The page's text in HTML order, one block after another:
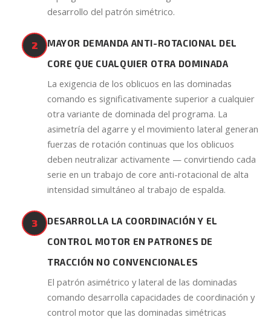
desarrollo del patrón simétrico.
2
MAYOR DEMANDA ANTI-ROTACIONAL DEL
CORE QUE CUALQUIER OTRA DOMINADA
La exigencia de los oblicuos en las dominadas
comando es significativamente superior a cualquier
otra variante de dominada del programa. La
asimetría del agarre y el movimiento lateral generan
fuerzas de rotación continuas que los oblicuos
deben neutralizar activamente — convirtiendo cada
serie en un trabajo de core anti-rotacional de alta
intensidad simultáneo al trabajo de espalda.
3
DESARROLLA LA COORDINACIÓN Y EL
CONTROL MOTOR EN PATRONES DE
TRACCIÓN NO CONVENCIONALES
El patrón asimétrico y lateral de las dominadas
comando desarrolla capacidades de coordinación y
control motor que las dominadas simétricas